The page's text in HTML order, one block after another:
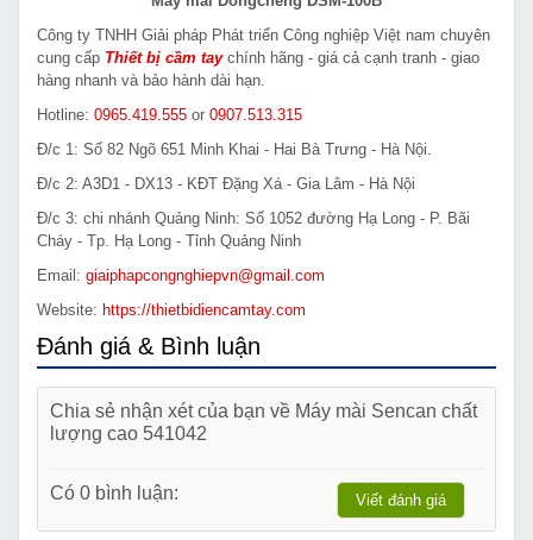
Công ty TNHH Giải pháp Phát triển Công nghiệp Việt nam chuyên
cung cấp Thiết bị cầm tay chính hãng - giá cả cạnh tranh - giao
hàng nhanh và bảo hành dài hạn.
Hotline: 0965.419.555 or 0907.513.315
Đ/c 1: Số 82 Ngõ 651 Minh Khai - Hai Bà Trưng - Hà Nội.
Đ/c 2: A3D1 - DX13 - KĐT Đặng Xá - Gia Lâm - Hà Nội
Đ/c 3: chi nhánh Quảng Ninh: Số 1052 đường Hạ Long - P. Bãi
Cháy - Tp. Hạ Long - Tỉnh Quảng Ninh
Email: giaiphapcongnghiepvn@gmail.com
Website: https://thietbidiencamtay.com
Đánh giá & Bình luận
Chia sẻ nhận xét của bạn về Máy mài Sencan chất
lượng cao 541042
Có 0 bình luận: Viết đánh giá